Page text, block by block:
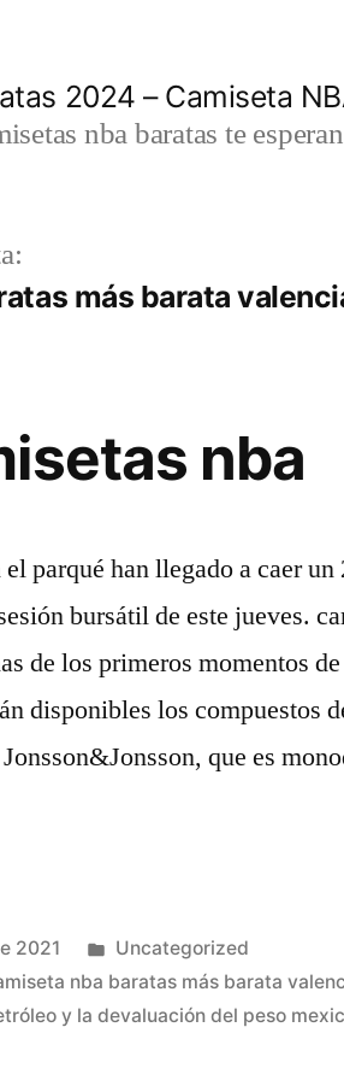
2024 – Camiseta
nba baratas te
más barata
nba
parqué han llegado a caer un
bursátil de este jueves.
de los primeros momentos
disponibles los compuestos
que es
2021
Publicado
en
Uncategorized
nba baratas más barata
y la devaluación del peso